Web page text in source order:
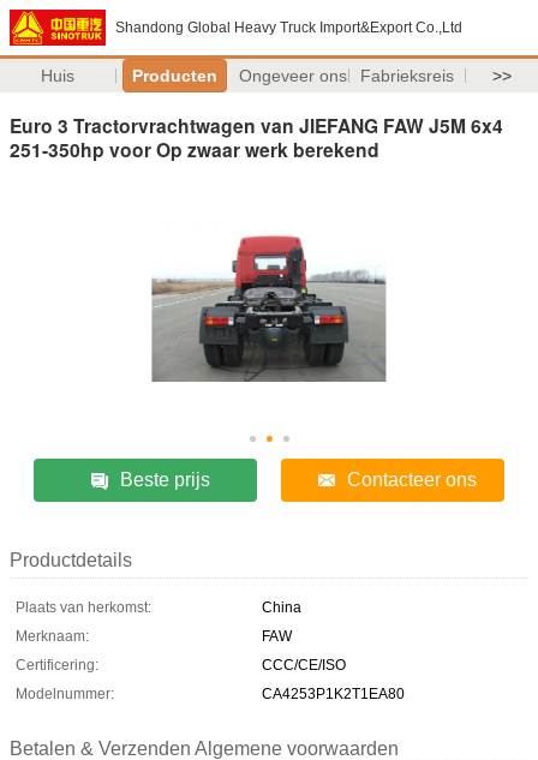
Shandong Global Heavy Truck Import&Export Co.,Ltd
Huis Producten Ongeveer ons Fabrieksreis >>
Euro 3 Tractorvrachtwagen van JIEFANG FAW J5M 6x4
251-350hp voor Op zwaar werk berekend
Beste prijs Contacteer ons
Productdetails
Plaats van herkomst:
China
Merknaam:
FAW
Certificering:
CCC/CE/ISO
Modelnummer:
CA4253P1K2T1EA80
Betalen & Verzenden Algemene voorwaarden